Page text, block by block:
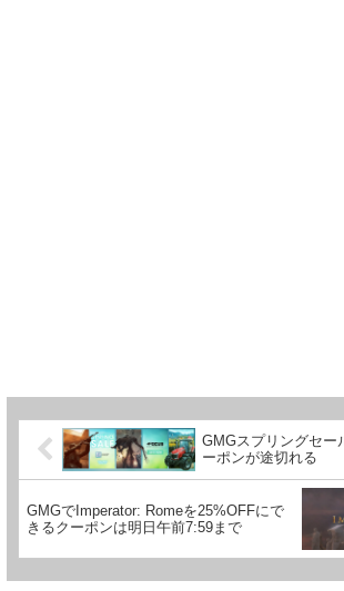
GMGスプリングセー
ーポンが途切れる
GMGでImperator: Romeを25%OFFにで
きるクーポンは明日午前7:59まで